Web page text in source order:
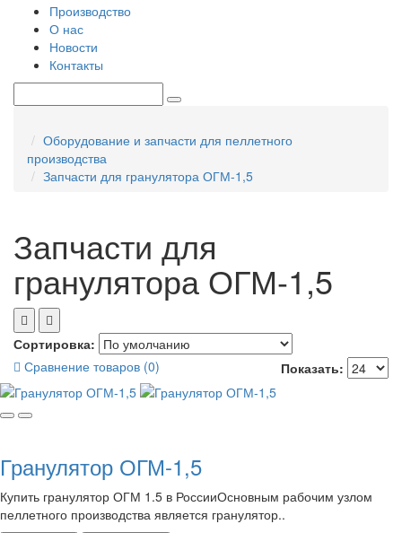
Производство
О нас
Новости
Контакты
Оборудование и запчасти для пеллетного
производства
Запчасти для гранулятора ОГМ-1,5
Запчасти для
гранулятора ОГМ-1,5
Сортировка:
Показать:
Сравнение товаров (0)
Гранулятор ОГМ-1,5
Купить гранулятор ОГМ 1.5 в РоссииОсновным рабочим узлом
пеллетного производства является гранулятор..